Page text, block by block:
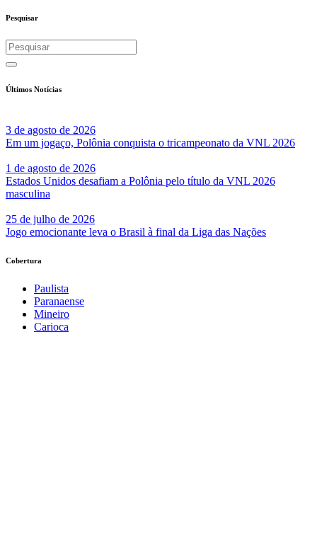
Pesquisar
Últimos Notícias
3 de agosto de 2026
Em um jogaço, Polônia conquista o tricampeonato da VNL 2026
1 de agosto de 2026
Estados Unidos desafiam a Polônia pelo título da VNL 2026
masculina
25 de julho de 2026
Jogo emocionante leva o Brasil à final da Liga das Nações
Cobertura
Paulista
Paranaense
Mineiro
Carioca